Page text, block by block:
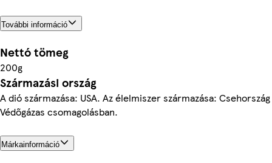
További információ
Nettó tömeg
200g
Származási ország
A dió származása: USA. Az élelmiszer származása: Csehország
Védőgázas csomagolásban.
Márkainformáció